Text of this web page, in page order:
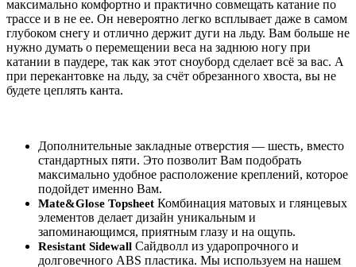
максимально комфортно и практично совмещать катание по
трассе и в не ее. Он невероятно легко всплывает даже в самом
глубоком снегу и отлично держит дуги на льду. Вам больше не
нужно думать о перемещении веса на заднюю ногу при
катании в паудере, так как этот сноуборд сделает всё за вас. А
при перекантовке на льду, за счёт обрезанного хвоста, вы не
будете цеплять канта.
Дополнительные закладные отверстия — шесть‚ вместо
стандартных пяти. Это позволит Вам подобрать
максимально удобное расположение креплений, которое
подойдет именно Вам.
Mate&Glose Topsheet Комбинация матовых и глянцевых
элементов делает дизайн уникальным и
запоминающимся, приятным глазу и на ощупь.
Resistant Sidewall Сайдволл из ударопрочного и
долговечного ABS пластика. Мы используем на нашем